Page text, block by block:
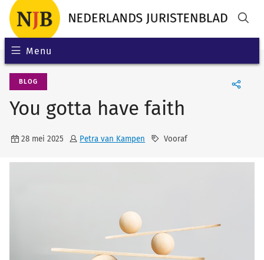
Menu
BLOG
You gotta have faith
28 mei 2025 Petra van Kampen Vooraf